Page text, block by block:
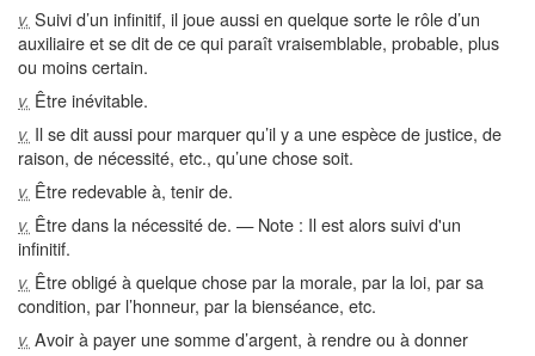
v. Suivi d’un infinitif, il joue aussi en quelque sorte le rôle d’un
auxiliaire et se dit de ce qui paraît vraisemblable, probable, plus
ou moins certain.
v. Être inévitable.
v. Il se dit aussi pour marquer qu’il y a une espèce de justice, de
raison, de nécessité, etc., qu’une chose soit.
v. Être redevable à, tenir de.
v. Être dans la nécessité de. — Note : Il est alors suivi d'un
infinitif.
v. Être obligé à quelque chose par la morale, par la loi, par sa
condition, par l’honneur, par la bienséance, etc.
v. Avoir à payer une somme d’argent, à rendre ou à donner